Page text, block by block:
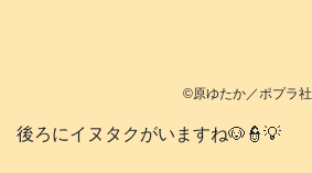
©️原ゆたか／ポプラ社
後ろにイヌタクがいますね🐶👮💡